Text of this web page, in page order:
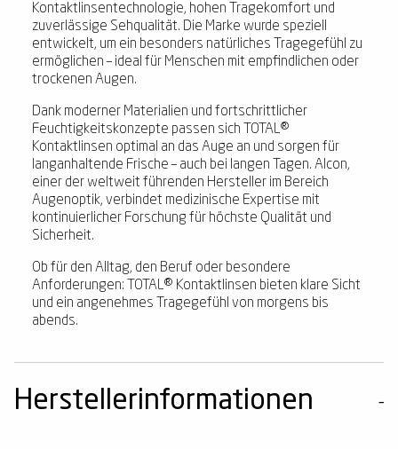
Kontaktlinsentechnologie, hohen Tragekomfort und
zuverlässige Sehqualität. Die Marke wurde speziell
entwickelt, um ein besonders natürliches Tragegefühl zu
ermöglichen – ideal für Menschen mit empfindlichen oder
trockenen Augen.
Dank moderner Materialien und fortschrittlicher
Feuchtigkeitskonzepte passen sich TOTAL®
Kontaktlinsen optimal an das Auge an und sorgen für
langanhaltende Frische – auch bei langen Tagen. Alcon,
einer der weltweit führenden Hersteller im Bereich
Augenoptik, verbindet medizinische Expertise mit
kontinuierlicher Forschung für höchste Qualität und
Sicherheit.
Ob für den Alltag, den Beruf oder besondere
Anforderungen: TOTAL® Kontaktlinsen bieten klare Sicht
und ein angenehmes Tragegefühl von morgens bis
abends.
Herstellerinformationen